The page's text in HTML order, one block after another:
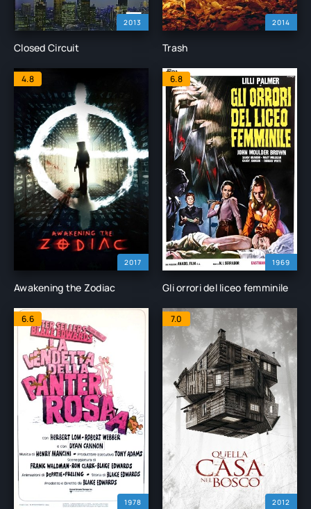
2013
Closed Circuit
2014
Trash
2017
4.8
Awakening the Zodiac
1969
6.8
Gli orrori del liceo femminile
1978
6.6
2012
7.0